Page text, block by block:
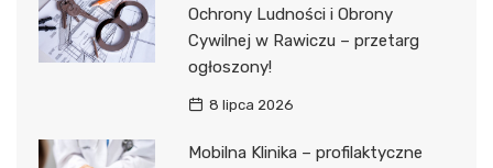
Ochrony Ludności i Obrony
Cywilnej w Rawiczu – przetarg
ogłoszony!
8 lipca 2026
Mobilna Klinika – profilaktyczne